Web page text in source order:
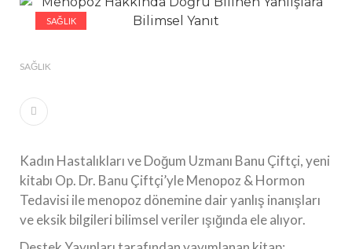
#Güzellik Rutinlerinde Bahar Etkisi Boyner’de
ERDOĞAN
SAĞLIK
SAĞLIK
Kadın Hastalıkları ve Doğum Uzmanı Banu Çiftçi, yeni
kitabı Op. Dr. Banu Çiftçi’yle Menopoz & Hormon
Tedavisi ile menopoz dönemine dair yanlış inanışları
ve eksik bilgileri bilimsel veriler ışığında ele alıyor.